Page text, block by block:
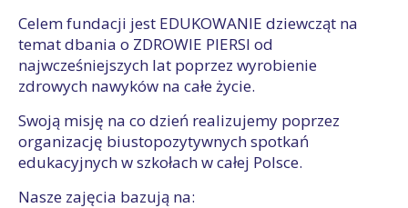
Celem fundacji jest EDUKOWANIE dziewcząt na
temat dbania o ZDROWIE PIERSI od
najwcześniejszych lat poprzez wyrobienie
zdrowych nawyków na całe życie.
​Swoją misję na co dzień realizujemy poprzez
organizację biustopozytywnych spotkań
edukacyjnych w szkołach w całej Polsce.
Nasze zajęcia bazują na: